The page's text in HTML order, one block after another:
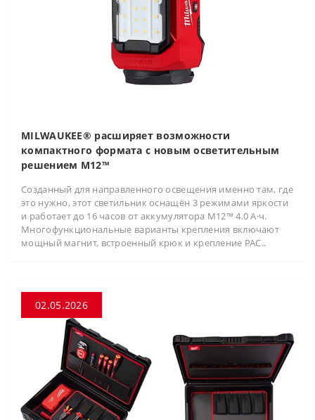
MILWAUKEE® расширяет возможности
компактного формата с новым осветительным
решением M12™
Созданный для направленного освещения именно там, где
это нужно, этот светильник оснащён 3 режимами яркости
и работает до 16 часов от аккумулятора M12™ 4.0 А·ч.
Многофункциональные варианты крепления включают
мощный магнит, встроенный крюк и крепление PAC..
02.05.2026